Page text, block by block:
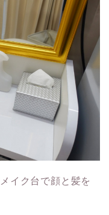
イク台で顔と髪を